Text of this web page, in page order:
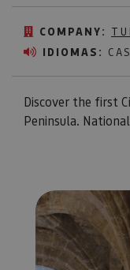
COMPANY:
IDIOMAS:
Discover the first
Peninsula.